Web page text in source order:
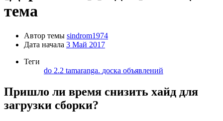
тема
Автор темы sindrom1974
Дата начала 3 Май 2017
Теги
do 2.2 tamaranga. доска объявлений
Пришло ли время снизить хайд для
загрузки сборки?